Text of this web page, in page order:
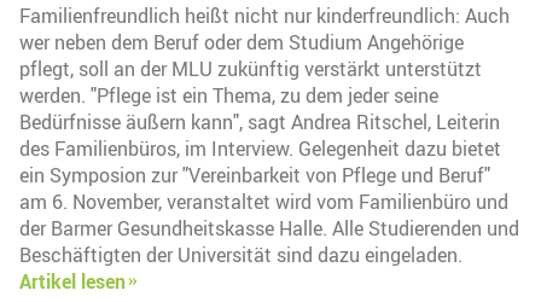
Familienfreundlich heißt nicht nur kinderfreundlich: Auch
wer neben dem Beruf oder dem Studium Angehörige
pflegt, soll an der MLU zukünftig verstärkt unterstützt
werden. "Pflege ist ein Thema, zu dem jeder seine
Bedürfnisse äußern kann", sagt Andrea Ritschel, Leiterin
des Familienbüros, im Interview. Gelegenheit dazu bietet
ein Symposion zur "Vereinbarkeit von Pflege und Beruf"
am 6. November, veranstaltet wird vom Familienbüro und
der Barmer Gesundheitskasse Halle. Alle Studierenden und
Beschäftigten der Universität sind dazu eingeladen.
Artikel lesen